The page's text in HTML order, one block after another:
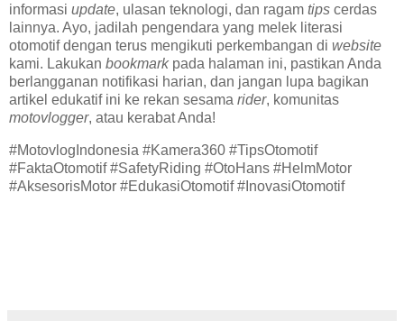
informasi update, ulasan teknologi, dan ragam tips cerdas
lainnya. Ayo, jadilah pengendara yang melek literasi
otomotif dengan terus mengikuti perkembangan di website
kami. Lakukan bookmarkpada halaman ini, pastikan Anda
berlangganan notifikasi harian, dan jangan lupa bagikan
artikel edukatif ini ke rekan sesama rider, komunitas
motovlogger, atau kerabat Anda!
#MotovlogIndonesia #Kamera360 #TipsOtomotif
#FaktaOtomotif #SafetyRiding #OtoHans #HelmMotor
#AksesorisMotor #EdukasiOtomotif #InovasiOtomotif